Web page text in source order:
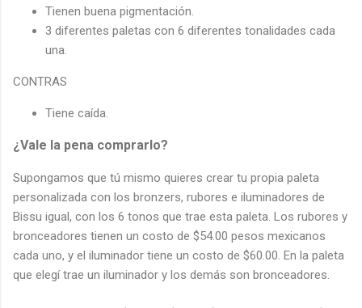
Tienen buena pigmentación.
3 diferentes paletas con 6 diferentes tonalidades cada
una.
CONTRAS
Tiene caída.
¿Vale la pena comprarlo?
Supongamos que tú mismo quieres crear tu propia paleta
personalizada con los bronzers, rubores e iluminadores de
Bissu igual, con los 6 tonos que trae esta paleta. Los rubores y
bronceadores tienen un costo de $54.00 pesos mexicanos
cada uno, y el iluminador tiene un costo de $60.00. En la paleta
que elegí trae un iluminador y los demás son bronceadores.